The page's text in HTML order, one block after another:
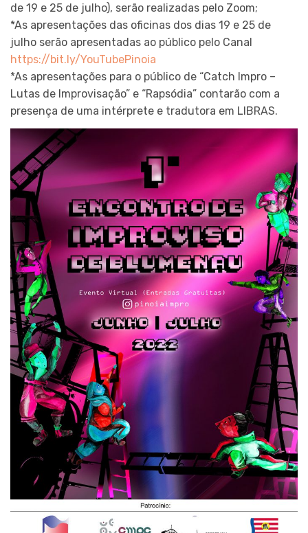
de 19 e 25 de julho), serão realizadas pelo Zoom;
*As apresentações das oficinas dos dias 19 e 25 de
julho serão apresentadas ao público pelo Canal
https://bit.ly/YouTubePinoia
*As apresentações para o público de “Catch Impro –
Lutas de Improvisação” e “Rapsódia” contarão com a
presença de uma intérprete e tradutora em LIBRAS.